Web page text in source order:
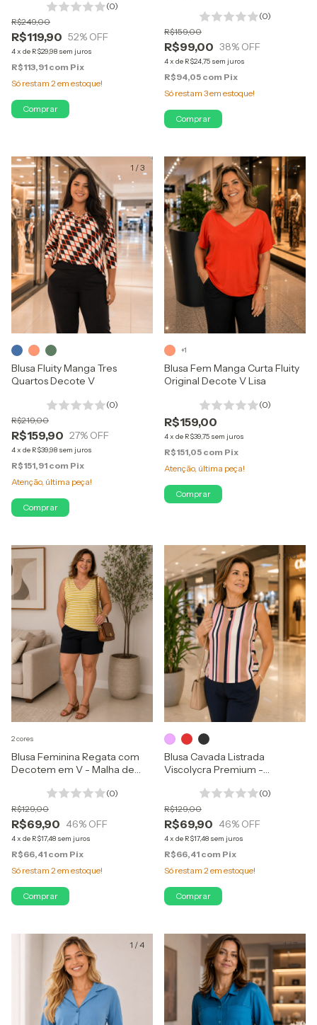
(0)
R$119,90
R$249,00
52% OFF
4x de R$29,98 sem juros
R$113,91 com Pix
Só restam 2em estoque!
Comprar
(0)
R$99,00
R$159,00
38% OFF
4x de R$24,75 sem juros
R$94,05 com Pix
Só restam 3em estoque!
Comprar
1 /3
Blusa Fluity Manga Tres
Quartos Decote V
(0)
R$159,90
R$219,00
27% OFF
4x de R$39,98 sem juros
R$151,91 com Pix
Atenção, última peça!
Comprar
1 / 4
Blusa Fem Manga Curta Fluity
Original Decote V Lisa
(0)
R$159,00
4x de R$39,75 sem juros
R$151,05 com Pix
Atenção, última peça!
+1
Comprar
1/9
Blusa Feminina Regata com
Decotem em V - Malha de
(0)
R$69,90
R$129,00
46% OFF
4x de R$17,48 sem juros
R$66,41 com Pix
Só restam 2 em estoque!
2 cores
Comprar
1 / 10
Blusa Cavada Listrada
Viscolycra Premium -
(0)
R$69,90
R$129,00
46% OFF
4x de R$17,48 sem juros
R$66,41 com Pix
Só restam 2 em estoque!
Comprar
1 /4 1/7